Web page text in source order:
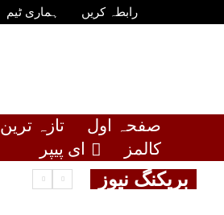
رابطہ کریں ہماری ٹیم
صفحہ اول تازہ ترین
کالمز
ای پیپر
بریکنگ نیوز